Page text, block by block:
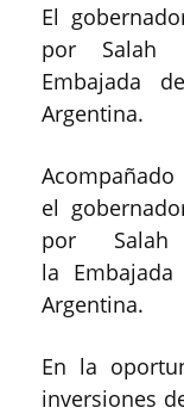
El
por Salah
Embajada
Argentina.
el
por
la
Argentina.
En la
inversiones